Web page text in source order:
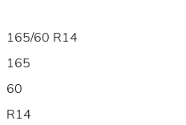
165/60 R14
165
60
R14